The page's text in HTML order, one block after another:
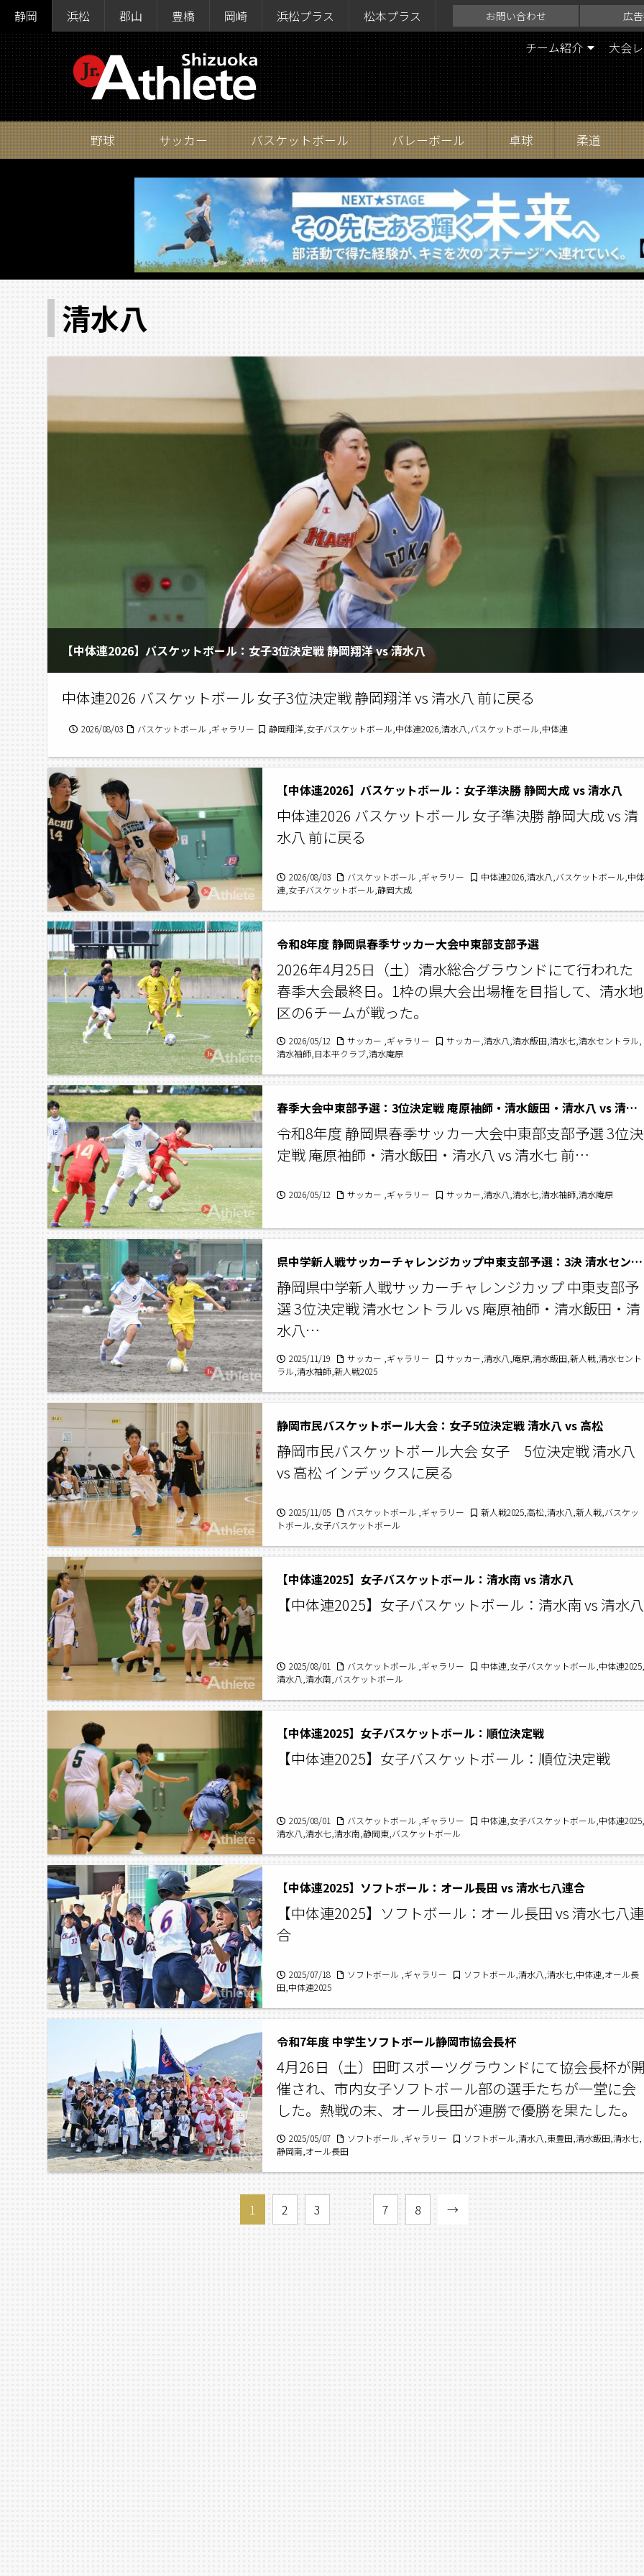
静岡 浜松 郡山 豊橋 岡崎 浜松プラス 松本プラス お問い合わせ 広
チーム紹介 大会
野球 サッカー バスケットボール バレーボール 卓球 柔道
清水八
【中体連2026】バスケットボール：女子3位決定戦 静岡翔洋 vs 清水八
中体連2026 バスケットボール 女子3位決定戦 静岡翔洋 vs 清水八 前に戻る
2026/08/03 バスケットボール ,ギャラリー 静岡翔洋,女子バスケットボール,中体連2026,清水八,バスケットボール,中体連
【中体連2026】バスケットボール：女子準決勝 静岡大成 vs 清水八
中体連2026 バスケットボール 女子準決勝 静岡大成 vs 清
水八 前に戻る
2026/08/03 バスケットボール ,ギャラリー
中体連2026,清水八,バスケットボール,中体
連,女子バスケットボール,静岡大成
令和8年度 静岡県春季サッカー大会中東部支部予選
2026年4月25日（土）清水総合グラウンドにて行われた
春季大会最終日。1枠の県大会出場権を目指して、清水地
区の6チームが戦った。
2026/05/12 サッカー ,ギャラリー
サッカー,清水八,清水飯田,清水七,清水セントラル,
清水袖師,日本平クラブ,清水庵原
春季大会中東部予選：3位決定戦 庵原袖師・清水飯田・清水八 vs 清水七
令和8年度 静岡県春季サッカー大会中東部支部予選 3位決
定戦 庵原袖師・清水飯田・清水八 vs 清水七 前…
2026/05/12 サッカー ,ギャラリー サッカー,清水八,清水七,清水袖師,清水庵原
県中学新人戦サッカーチャレンジカップ中東支部予選：3決 清水セントラル vs 庵原袖師・清水飯田・清水八
静岡県中学新人戦サッカーチャレンジカップ 中東支部予
選 3位決定戦 清水セントラル vs 庵原袖師・清水飯田・清
水八…
2025/11/19 サッカー ,ギャラリー
サッカー,清水八,庵原,清水飯田,新人戦,清水セント
ラル,清水袖師,新人戦2025
静岡市民バスケットボール大会：女子5位決定戦 清水八 vs 高松
静岡市民バスケットボール大会 女子 5位決定戦 清水八
vs 高松 インデックスに戻る
2025/11/05 バスケットボール ,ギャラリー
新人戦2025,高松,清水八,新人戦,バスケッ
トボール,女子バスケットボール
【中体連2025】女子バスケットボール：清水南 vs 清水八
【中体連2025】女子バスケットボール：清水南 vs 清水八
2025/08/01 バスケットボール ,ギャラリー
中体連,女子バスケットボール,中体連2025,
清水八,清水南,バスケットボール
【中体連2025】女子バスケットボール：順位決定戦
【中体連2025】女子バスケットボール：順位決定戦
2025/08/01 バスケットボール ,ギャラリー
中体連,女子バスケットボール,中体連2025,
清水八,清水七,清水南,静岡東,バスケットボール
【中体連2025】ソフトボール：オール長田 vs 清水七八連合
【中体連2025】ソフトボール：オール長田 vs 清水七八連
合
2025/07/18 ソフトボール ,ギャラリー
ソフトボール,清水八,清水七,中体連,オール長
田,中体連2025
令和7年度 中学生ソフトボール静岡市協会長杯
4月26日（土）田町スポーツグラウンドにて協会長杯が
催され、市内女子ソフトボール部の選手たちが一堂に会
した。熱戦の末、オール長田が連勝で優勝を果たした。
2025/05/07 ソフトボール ,ギャラリー
ソフトボール,清水八,東豊田,清水飯田,清水七,
静岡南,オール長田
1 2 3 7 8 →